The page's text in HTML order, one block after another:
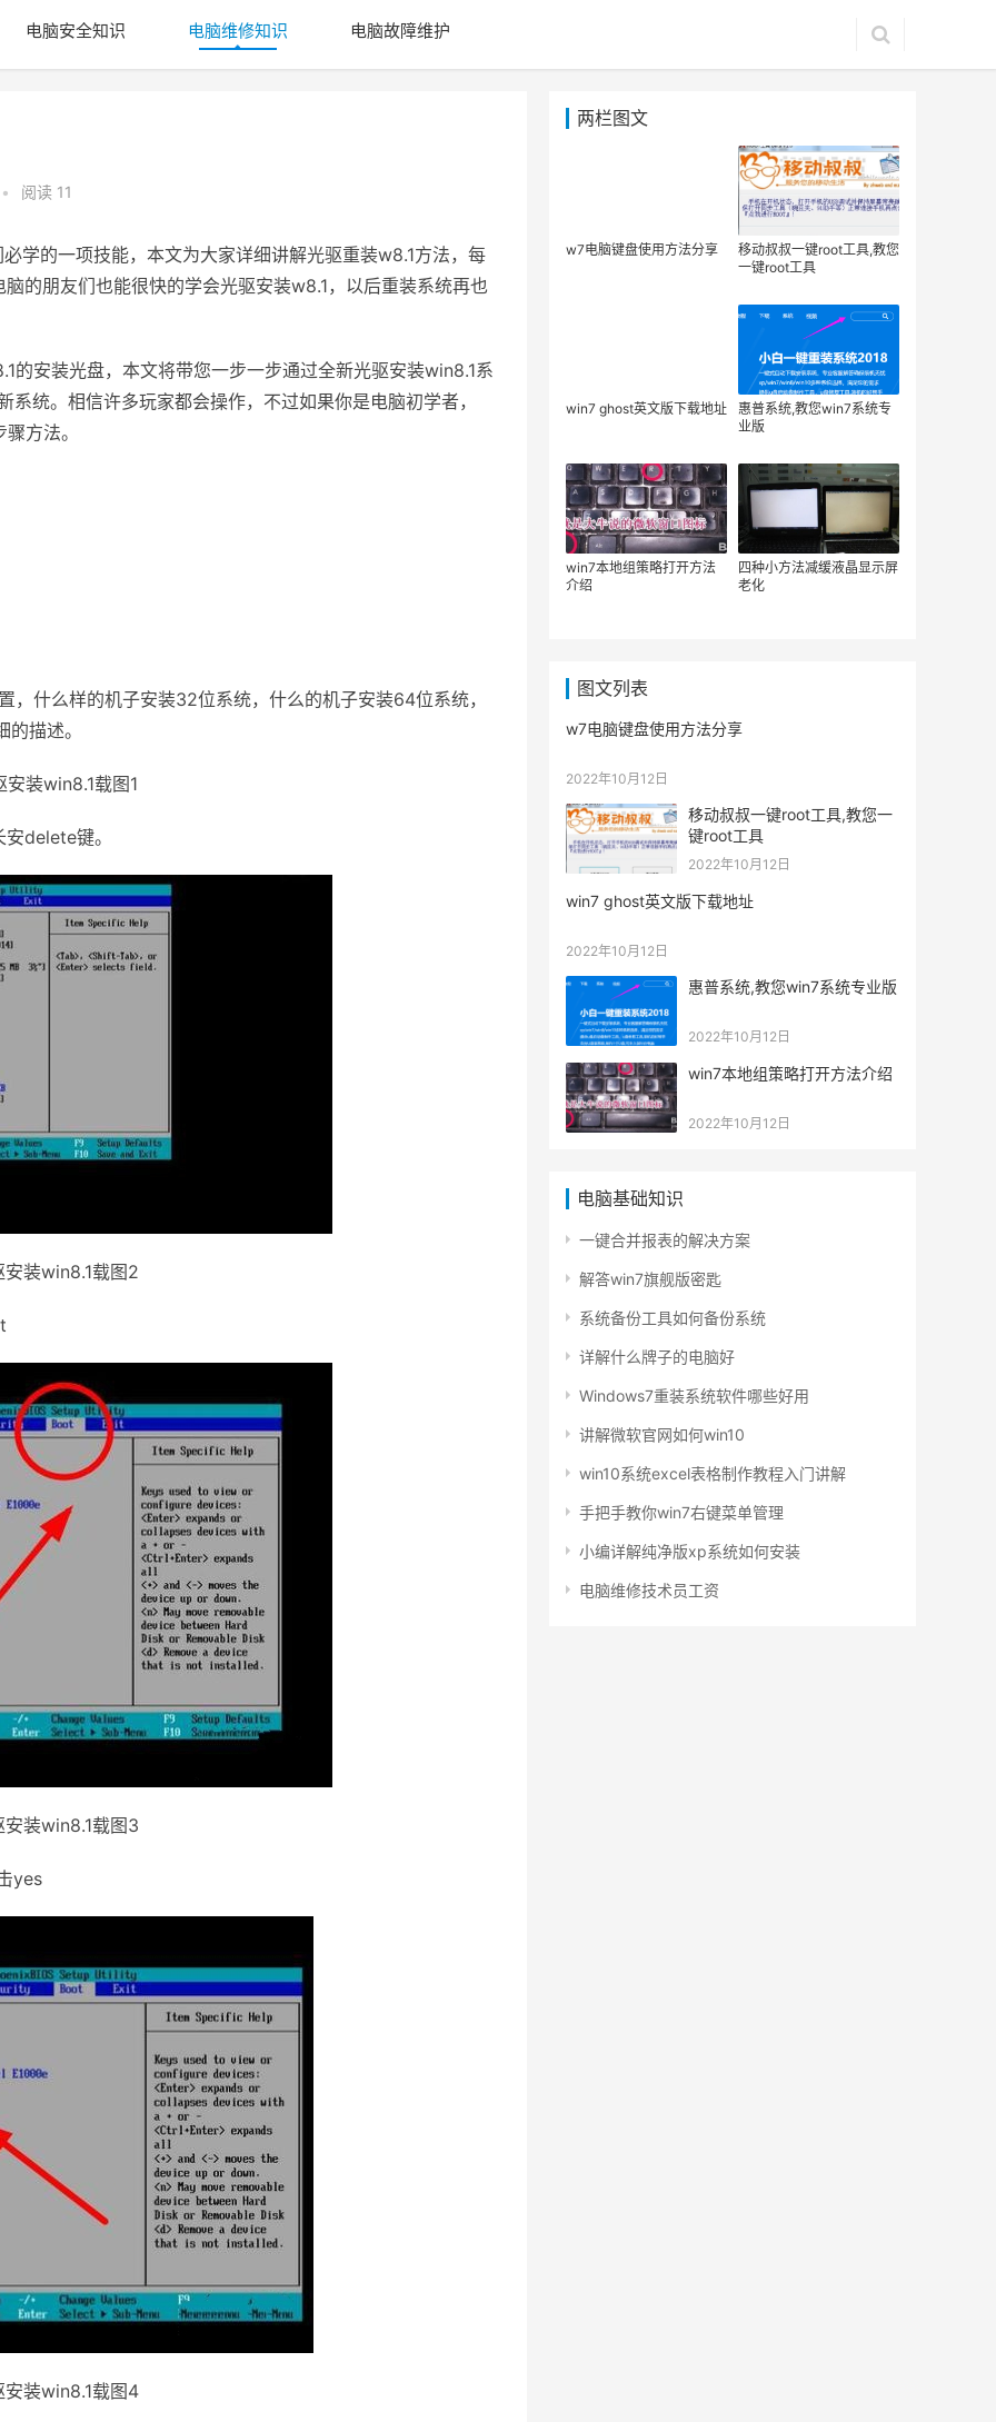
电脑安全知识 电脑维修知识 电脑故障维护
• 阅读 11
的一项技能，本文为大家详细讲解光驱重装w8.1方法，每
的朋友们也能很快的学会光驱安装w8.1，以后重装系统再也
装光盘，本文将带您一步一步通过全新光驱安装win8.1系
统。相信许多玩家都会操作，不过如果你是电脑初学者，
方法。
么样的机子安装32位系统，什么的机子安装64位系统，
描述。
安装win8.1载图1
delete键。
安装win8.1载图2
安装win8.1载图3
yes
安装win8.1载图4
两栏图文
w7电脑键盘使用方法分享
移动叔叔一键root工具,教您
一键root工具
win7 ghost英文版下载地址
惠普系统,教您win7系统专
业版
win7本地组策略打开方法
介绍
四种小方法减缓液晶显示屏
老化
图文列表
w7电脑键盘使用方法分享
2022年10月12日
移动叔叔一键root工具,教您一
键root工具
2022年10月12日
win7 ghost英文版下载地址
2022年10月12日
惠普系统,教您win7系统专业版
2022年10月12日
win7本地组策略打开方法介绍
2022年10月12日
电脑基础知识
一键合并报表的解决方案
解答win7旗舰版密匙
系统备份工具如何备份系统
详解什么牌子的电脑好
Windows7重装系统软件哪些好用
讲解微软官网如何win10
win10系统excel表格制作教程入门讲解
手把手教你win7右键菜单管理
小编详解纯净版xp系统如何安装
电脑维修技术员工资